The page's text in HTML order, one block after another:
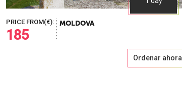
PRICE FROM(€):
185
MOLDOVA
Ordenar ahora